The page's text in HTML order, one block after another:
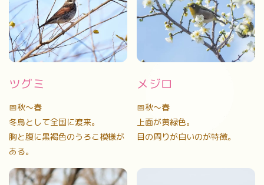
ツグミ
📅秋〜春
冬鳥として全国に渡来。
胸と腹に黒褐色のうろこ模様が
ある。
メジロ
📅秋〜春
上面が黄緑色。
目の周りが白いのが特徴。